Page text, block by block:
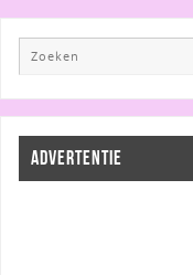
ADVERTENTIE